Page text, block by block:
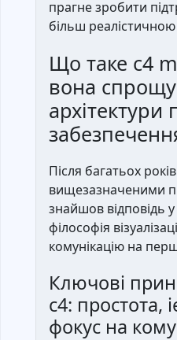
прагне зробити
більш
Що таке c4
вона
Після багатьох
вищезазначеними
знайшов відповідь у
філософія
комунікацію на
Ключові
c4: простота,
фокус на